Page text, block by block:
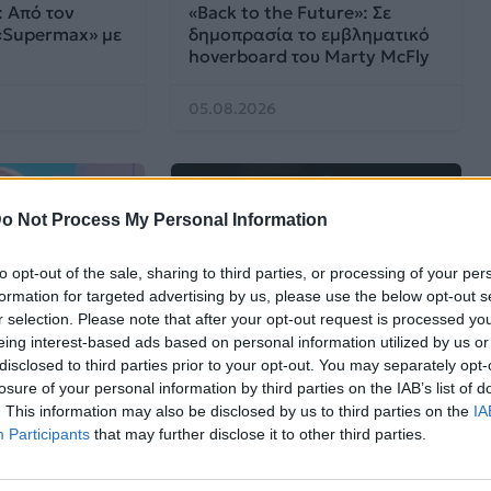
Not Process My Personal Information
opt-out of the sale, sharing to third parties, or processing of your
for targeted advertising by us, please use the below opt-out
selection. Please note that after your opt-out request is processed
interest-based ads based on personal information utilized by us
to third parties prior to your opt-out. You may separately
of your personal information by third parties on the IAB’s list of
This information may also be disclosed by us to third parties on the
Participants that may further disclose it to other third parties.
Από τον
με
«Back to the Future»: Σε
δημοπρασία το εμβληματικό
hoverboard του Marty McFly
05.08.2026
και ο Ken
νέα
Cinema
«The Road Home»: Ο John
Legend ενσαρκώνει τον